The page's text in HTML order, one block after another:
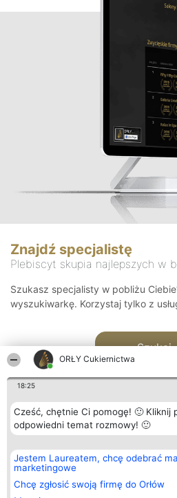
ORŁY Cukiernictwa
18:25
Cześć, chętnie Ci pomogę! 🙂 Kliknij
odpowiedni temat rozmowy! 🙂
Jestem Laureatem, chcę odebrać
marketingowe
Chcę zgłosić swoją firmę do Orłów
Znajdź specjalistę
Plebiscyt skupia najlepszych w
Szukasz specjalisty w pobliżu
wyszukiwarkę. Korzystaj tylko z
Szukaj
Organizator plebiscytu
Bright Side Solutions sp. z o.
o. sp. k.
ul. Ruska 22
Wrocław 50-079
Plebiscyt
Laureaci
wszystkich
Laureatów